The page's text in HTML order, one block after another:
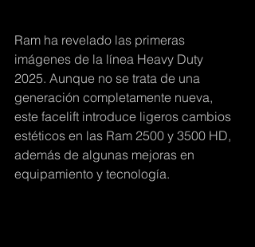
Ram ha revelado las primeras
imágenes de la línea Heavy Duty
2025. Aunque no se trata de una
generación completamente nueva,
este facelift introduce ligeros cambios
estéticos en las Ram 2500 y 3500 HD,
además de algunas mejoras en
equipamiento y tecnología.